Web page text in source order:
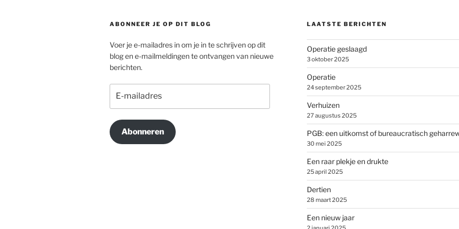
ABONNEER JE OP DIT BLOG
Voer je e-mailadres in om je in te schrijven op dit
blog en e-mailmeldingen te ontvangen van nieuwe
berichten.
mailadres
Abonneren
LAATSTE BERICHTEN
Operatie geslaagd
3 oktober 2025
Operatie
24 september 2025
Verhuizen
27 augustus 2025
PGB: een uitkomst of bureaucratisch
30 mei 2025
Een raar plekje en drukte
25 april 2025
Dertien
28 maart 2025
Een nieuw jaar